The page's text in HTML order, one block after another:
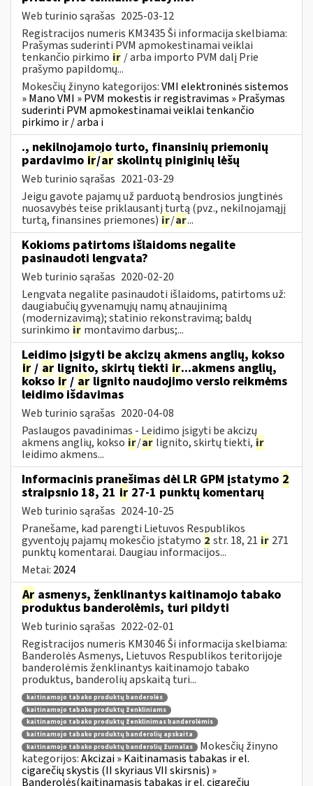
Web turinio sąrašas 2025-03-12
Registracijos numeris KM3435 Ši informacija skelbiama:
Prašymas suderinti PVM apmokestinamai veiklai
tenkančio pirkimo ir / arba importo PVM dalį Prie
prašymo papildomų...
Mokesčių žinyno kategorijos:VMI elektroninės sistemos
» Mano VMI » PVM mokestis ir registravimas » Prašymas
suderinti PVM apmokestinamai veiklai tenkančio
pirkimo ir / arba i
., nekilnojamojo turto, finansinių priemonių
pardavimo ir/ar skolintų piniginių lėšų
Web turinio sąrašas 2021-03-29
Jeigu gavote pajamų už parduotą bendrosios jungtinės
nuosavybės teise priklausantį turtą (pvz., nekilnojamąjį
turtą, finansines priemones) ir/ar...
Kokioms patirtoms išlaidoms negalite
pasinaudoti lengvata?
Web turinio sąrašas 2020-02-20
Lengvata negalite pasinaudoti išlaidoms, patirtoms už:
daugiabučių gyvenamųjų namų atnaujinimą
(modernizavimą); statinio rekonstravimą; baldų
surinkimo ir montavimo darbus;...
Leidimo įsigyti be akcizų akmens anglių, kokso
ir / ar lignito, skirtų tiekti ir...akmens anglių,
kokso ir / ar lignito naudojimo verslo reikmėms
leidimo išdavimas
Web turinio sąrašas 2020-04-08
Paslaugos pavadinimas - Leidimo įsigyti be akcizų
akmens anglių, kokso ir/ar lignito, skirtų tiekti, ir
leidimo akmens...
Informacinis pranešimas dėl LR GPM įstatymo 2
straipsnio 18, 21 ir 27-1 punktų komentarų
Web turinio sąrašas 2024-10-25
Pranešame, kad parengti Lietuvos Respublikos
gyventojų pajamų mokesčio įstatymo 2 str. 18, 21 ir 271
punktų komentarai. Daugiau informacijos...
Metai: 2024
Ar asmenys, ženklinantys kaitinamojo tabako
produktus banderolėmis, turi pildyti
Web turinio sąrašas 2022-02-01
Registracijos numeris KM3046 Ši informacija skelbiama:
Banderolės Asmenys, Lietuvos Respublikos teritorijoje
banderolėmis ženklinantys kaitinamojo tabako
produktus, banderolių apskaitą turi...
kaitinamojo tabako produktų banderolės
kaitinamojo tabako produktų ženkliniams
kaitinamojo tabako produktų ženklinimas banderolėmis
kaitinamojo tabako produktų banderolių apskaita
kaitinamojo tabako produktų banderolių žurnalas
Mokesčių žinyno
kategorijos:Akcizai » Kaitinamasis tabakas ir el.
cigarečių skystis (II skyriaus VII skirsnis) »
Banderolės(kaitinamasis tabakas ir el. cigarečių